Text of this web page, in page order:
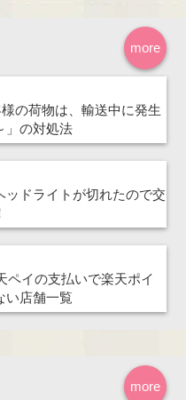
more
の荷物は、輸送中に発生
」の対処法
ッドライトが切れたので交
ペイの支払いで楽天ポイ
い店舗一覧
more